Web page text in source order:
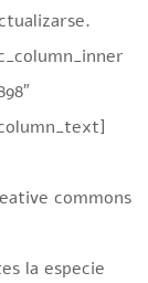
commons
la especie